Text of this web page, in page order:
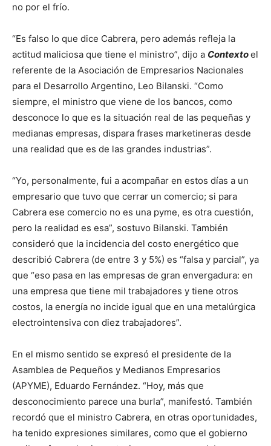
no por el frío.
“Es falso lo que dice Cabrera, pero además refleja la
actitud maliciosa que tiene el ministro”, dijo a Contextoel
referente de la Asociación de Empresarios Nacionales
para el Desarrollo Argentino, Leo Bilanski. “Como
siempre, el ministro que viene de los bancos, como
desconoce lo que es la situación real de las pequeñas y
medianas empresas, dispara frases marketineras desde
una realidad que es de las grandes industrias”.
“Yo, personalmente, fui a acompañar en estos días a un
empresario que tuvo que cerrar un comercio; si para
Cabrera ese comercio no es una pyme, es otra cuestión,
pero la realidad es esa”, sostuvo Bilanski. También
consideró que la incidencia del costo energético que
describió Cabrera (de entre 3 y 5%) es “falsa y parcial”, ya
que “eso pasa en las empresas de gran envergadura: en
una empresa que tiene mil trabajadores y tiene otros
costos, la energía no incide igual que en una metalúrgica
electrointensiva con diez trabajadores”.
En el mismo sentido se expresó el presidente de la
Asamblea de Pequeños y Medianos Empresarios
(APYME), Eduardo Fernández. “Hoy, más que
desconocimiento parece una burla”, manifestó. También
recordó que el ministro Cabrera, en otras oportunidades,
ha tenido expresiones similares, como que el gobierno